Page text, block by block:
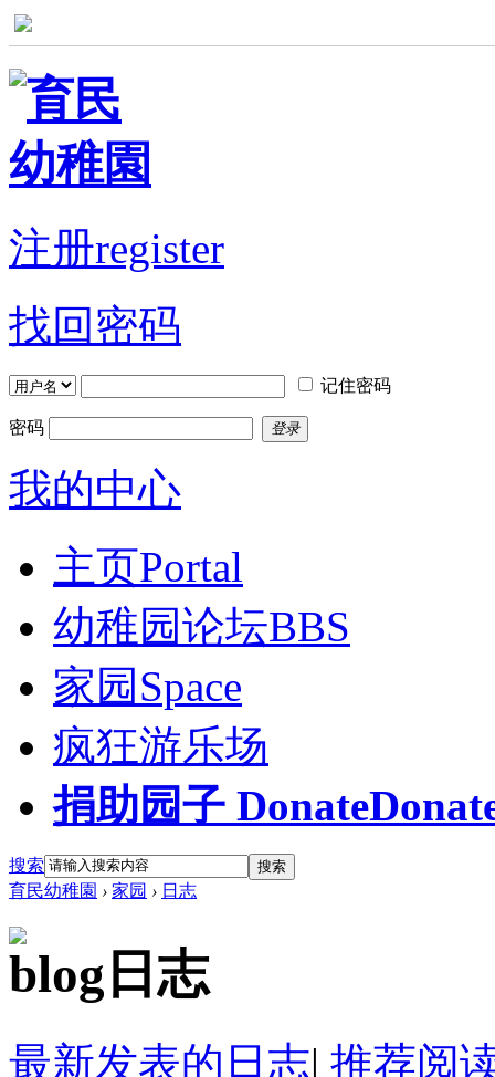
注册register
找回密码
记住密码
密码 登录
我的中心
主页Portal
幼稚园论坛BBS
家园 Space
疯狂游乐场
捐助园子 Donate
搜索 搜索
育民幼稚園 › 家园 › 日志
日志
最新发表的日志| 推荐阅